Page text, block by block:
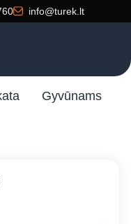
info@turek.lt
Gyvūnams